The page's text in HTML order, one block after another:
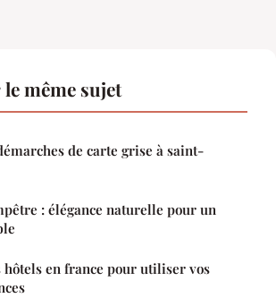
même sujet
de carte grise à saint-
: élégance naturelle pour un
en france pour utiliser vos